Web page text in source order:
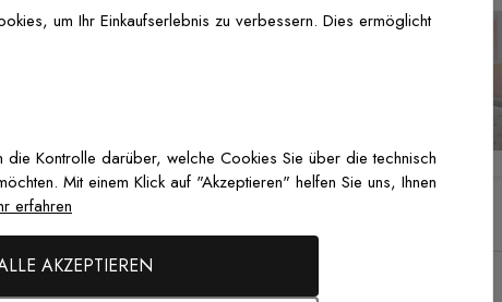
um Ihr Einkaufserlebnis zu verbessern. Dies ermöglicht
die Kontrolle darüber, welche Cookies Sie über die technisch
Mit einem Klick auf "Akzeptieren" helfen Sie uns, Ihnen
erfahren
AKZEPTIEREN